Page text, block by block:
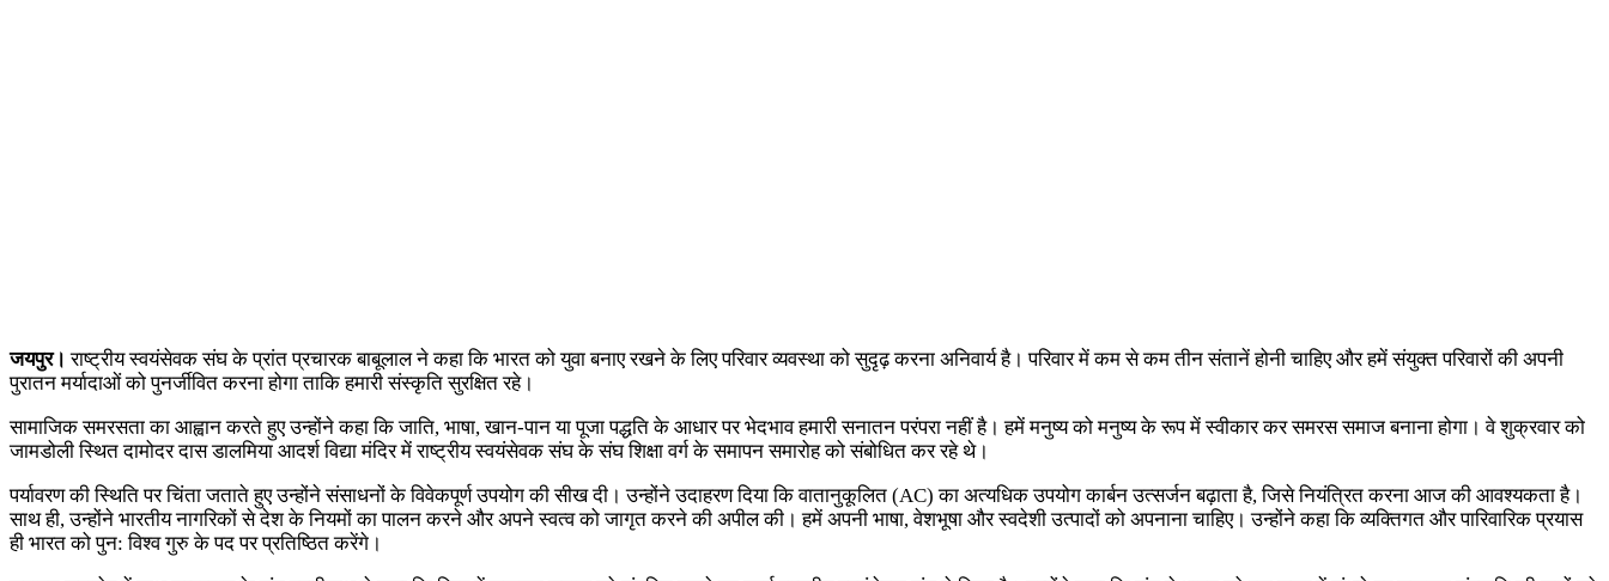
जयपुर। राष्ट्रीय स्वयंसेवक संघ के प्रांत प्रचारक बाबूलाल ने कहा कि भारत को युवा बनाए रखने के लिए परिवार व्यवस्था को सुदृढ़ करना अनिवार्य है। परिवार में कम से कम तीन संतानें होनी चाहिए और हमें संयुक्त परिवारों की अपनी
पुरातन मर्यादाओं को पुनर्जीवित करना होगा ताकि हमारी संस्कृति सुरक्षित रहे।
सामाजिक समरसता का आह्वान करते हुए उन्होंने कहा कि जाति, भाषा, खान-पान या पूजा पद्धति के आधार पर भेदभाव हमारी सनातन परंपरा नहीं है। हमें मनुष्य को मनुष्य के रूप में स्वीकार कर समरस समाज बनाना होगा। वे शुक्रवार को
जामडोली स्थित दामोदर दास डालमिया आदर्श विद्या मंदिर में राष्ट्रीय स्वयंसेवक संघ के संघ शिक्षा वर्ग के समापन समारोह को संबोधित कर रहे थे।
पर्यावरण की स्थिति पर चिंता जताते हुए उन्होंने संसाधनों के विवेकपूर्ण उपयोग की सीख दी। उन्होंने उदाहरण दिया कि वातानुकूलित (AC) का अत्यधिक उपयोग कार्बन उत्सर्जन बढ़ाता है, जिसे नियंत्रित करना आज की आवश्यकता है।
साथ ही, उन्होंने भारतीय नागरिकों से देश के नियमों का पालन करने और अपने स्वत्व को जागृत करने की अपील की। हमें अपनी भाषा, वेशभूषा और स्वदेशी उत्पादों को अपनाना चाहिए। उन्होंने कहा कि व्यक्तिगत और पारिवारिक प्रयास
ही भारत को पुन: विश्व गुरु के पद पर प्रतिष्ठित करेंगे।